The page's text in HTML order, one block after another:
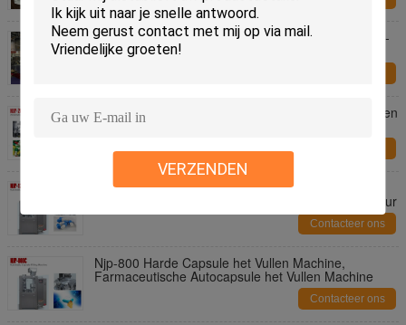
VERZENDEN
Volledig Automatische Hoge Frequentie die Bouble-
de Machine van de Blaarverpakking verzegelen
Njp-2000C Hoge snelheids Harde Capsule het Vullen
Machine voor Poeder of Korrel het Vullen
SS304 hoge snelheids Automatische Capsule het
Vullen Machine voor Output 72000 Capsules per Uur
Contacteer ons
Njp-800 Harde Capsule het Vullen Machine,
Farmaceutische Autocapsule het Vullen Machine
Contacteer ons